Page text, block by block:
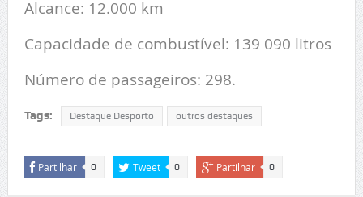
Alcance: 12.000 km
Capacidade de combustível: 139 090 litros
Número de passageiros: 298.
Tags: Destaque Desporto outros destaques
Partilhar 0 Tweet 0 Partilhar 0